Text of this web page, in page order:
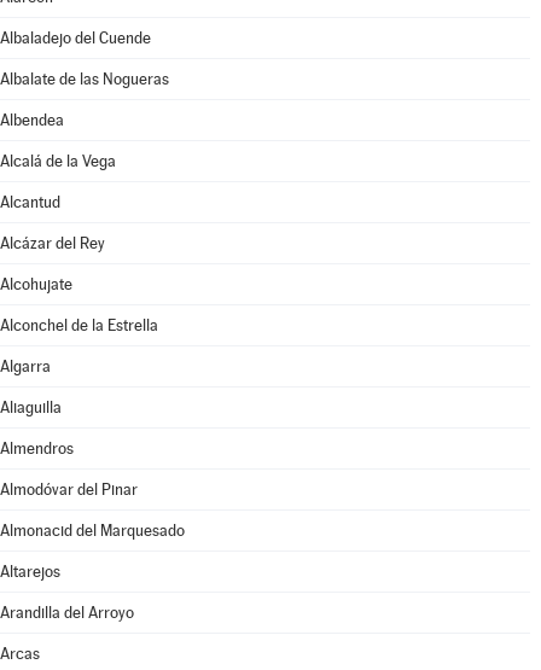
Albaladejo del Cuende
Albalate de las Nogueras
Albendea
Alcalá de la Vega
Alcantud
Alcázar del Rey
Alcohujate
Alconchel de la Estrella
Algarra
Aliaguilla
Almendros
Almodóvar del Pinar
Almonacid del Marquesado
Altarejos
Arandilla del Arroyo
Arcas